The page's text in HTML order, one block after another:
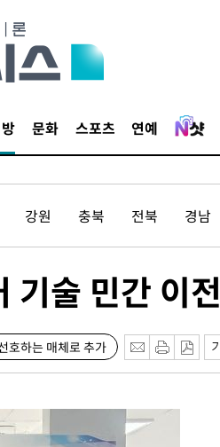
문화 스포츠 연예
강원 충북 전북 경남
기술 민간 이전
호하는 매체로 추가